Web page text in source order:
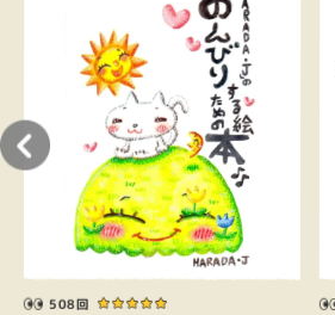
508回